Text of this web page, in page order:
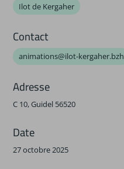
Ilot de Kergaher
Contact
animations@ilot-kergaher.bzh
Adresse
C 10, Guidel 56520
Date
27 octobre 2025